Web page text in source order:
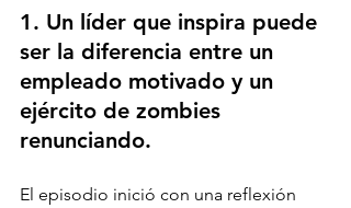
1. Un líder que inspira puede
ser la diferencia entre un
empleado motivado y un
ejército de zombies
renunciando.
El episodio inició con una reflexión